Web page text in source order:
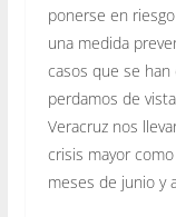
ponerse en
una medida
casos que se
perdamos de
Veracruz nos
crisis mayor
meses de junio y